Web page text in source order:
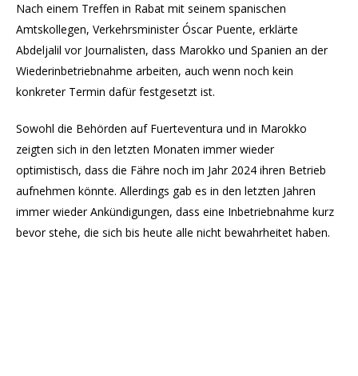
Nach einem Treffen in Rabat mit seinem spanischen
Amtskollegen, Verkehrsminister Óscar Puente, erklärte
Abdeljalil vor Journalisten, dass Marokko und Spanien an der
Wiederinbetriebnahme arbeiten, auch wenn noch kein
konkreter Termin dafür festgesetzt ist.
Sowohl die Behörden auf Fuerteventura und in Marokko
zeigten sich in den letzten Monaten immer wieder
optimistisch, dass die Fähre noch im Jahr 2024 ihren Betrieb
aufnehmen könnte. Allerdings gab es in den letzten Jahren
immer wieder Ankündigungen, dass eine Inbetriebnahme kurz
bevor stehe, die sich bis heute alle nicht bewahrheitet haben.